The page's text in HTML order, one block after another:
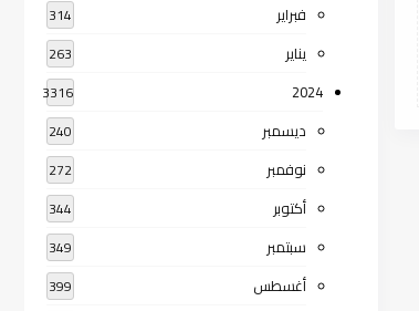
فبراير 314
يناير 263
2024
3316
ديسمبر 240
نوفمبر 272
أكتوبر 344
سبتمبر 349
أغسطس 399